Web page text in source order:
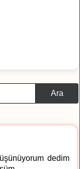
Ara
dedim